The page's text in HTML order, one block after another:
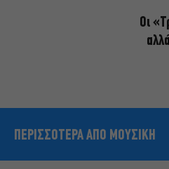
Οι
ΠΕΡΙΣΣΟΤΕΡΑ ΑΠΟ ΜΟΥΣΙΚΗ